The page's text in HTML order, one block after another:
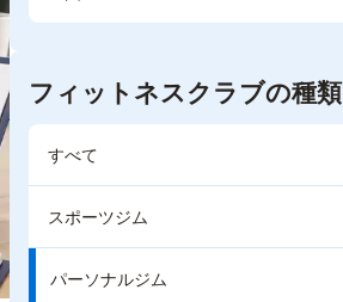
フィットネスクラブの種類
すべて
スポーツジム
パーソナルジム